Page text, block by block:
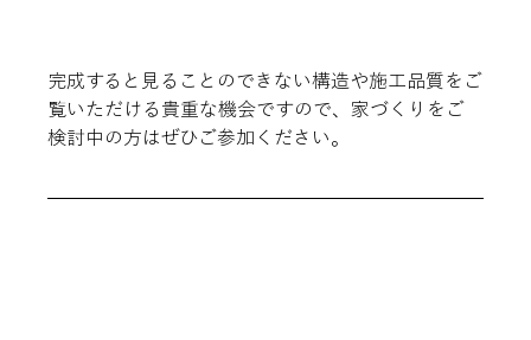
完成すると見ることのできない構造や施工品質をご
覧いただける貴重な機会ですので、家づくりをご
検討中の方はぜひご参加ください。